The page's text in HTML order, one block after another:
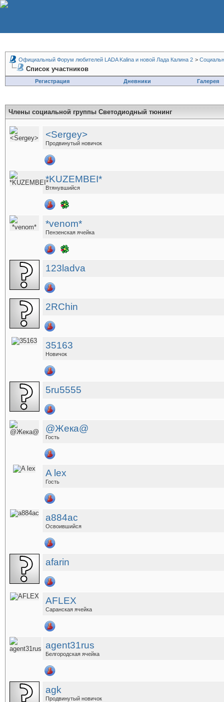
Официальный Форум любителей LADA Kalina и новой Лада Калина 2 >
Список участников
Регистрация Дневники Галерея
Члены социальной группы Светодиодный тюнинг
<Sergey>
Продвинутый новичок
*KUZEMBEI*
Втянувшийся
*venom*
Пензенская ячейка
123ladva
2RChin
35163
Новичок
5ru5555
@Жека@
Гость
A lex
Гость
a884ac
Освоившийся
afarin
AFLEX
Саранская ячейка
agent31rus
Белгородская ячейка
agk
Продвинутый новичок